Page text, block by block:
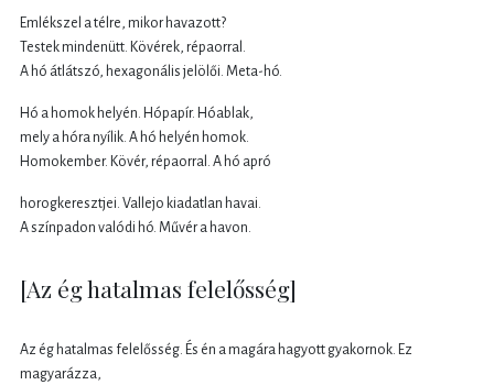
Emlékszel a télre, mikor havazott?
Testek mindenütt. Kövérek, répaorral.
A hó átlátszó, hexagonális jelölői. Meta-hó.
Hó a homok helyén. Hópapír. Hóablak,
mely a hóra nyílik. A hó helyén homok.
Homokember. Kövér, répaorral. A hó apró
horogkeresztjei. Vallejo kiadatlan havai.
A színpadon valódi hó. Művér a havon.
[Az ég hatalmas felelősség]
Az ég hatalmas felelősség. És én a magára hagyott gyakornok. Ez
magyarázza,